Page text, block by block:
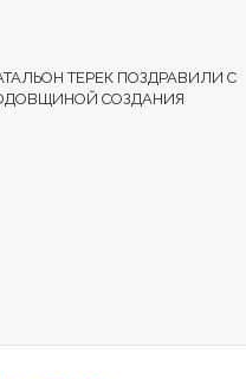
ТЕРЕК ПОЗДРАВИЛИ С
СОЗДАНИЯ